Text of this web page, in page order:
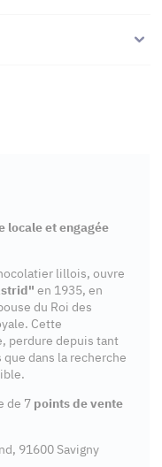
locale et engagée
lillois, ouvre
en 1935, en
du Roi des
Cette
perdure depuis tant
dans la recherche
de 7 points de vente
91600 Savigny